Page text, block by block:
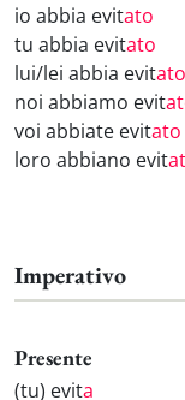
io abbia evitato
tu abbia evitato
lui/lei abbia evitato
noi abbiamo evit
voi abbiate evitato
loro abbiano evit
Imperativo
Presente
(tu) evita